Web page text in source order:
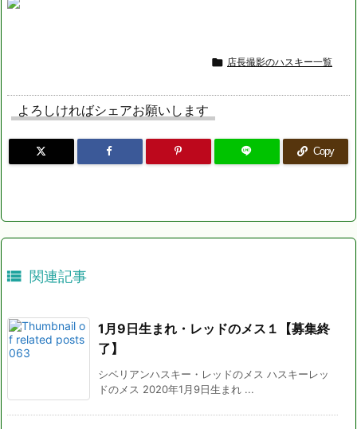
 店長撮影のハスキー一覧
よろしければシェアお願いします
Copy
 関連記事
1月9日生まれ・レッドのメス１【募集終
了】
シベリアンハスキー・レッドのメス ハスキーレッ
ドのメス 2020年1月9日生まれ ...